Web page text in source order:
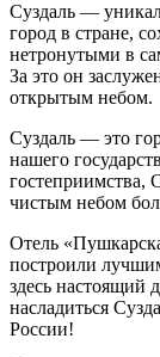
Суздаль —
город в стране,
нетронутыми в
За это он
открытым небом.
Суздаль — это
нашего
гостеприимства,
чистым небом
Отель
построили
здесь настоящий
насладиться
России!